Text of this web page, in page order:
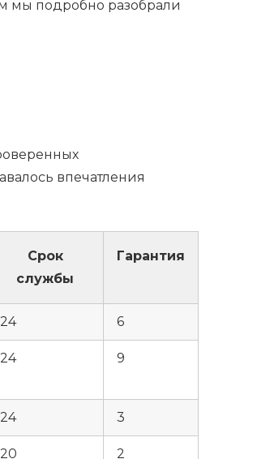
мы подробно разобрали
впечатления
Срок
службы
Гарантия
24 6
24 9
24 3
20 2